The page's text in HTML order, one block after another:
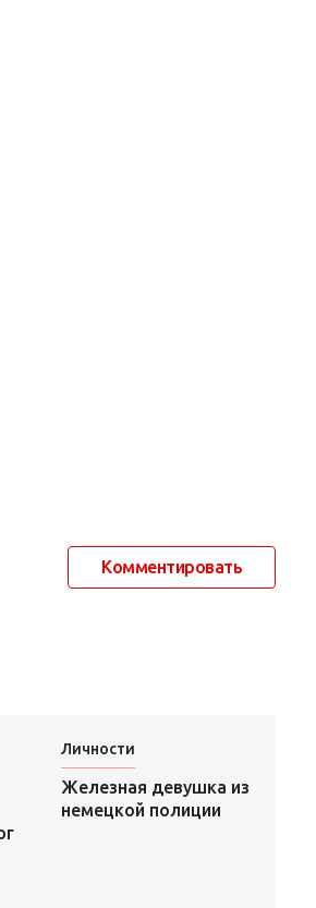
Комментировать
Личности
Железная девушка из
немецкой полиции